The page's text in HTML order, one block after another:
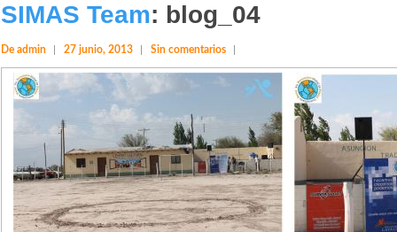
SIMAS Team: blog_04
De admin 27 junio, 2013 Sin comentarios